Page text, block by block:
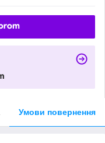
Умови повернення